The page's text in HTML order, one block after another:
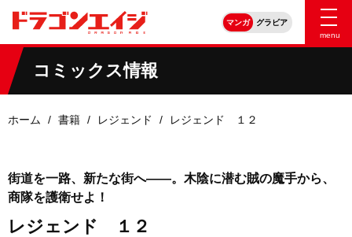
マンガ
グラビア
menu
コミックス情報
ホーム 書籍 レジェンド レジェンド １２
街道を一路、新たな街へ――。木陰に潜む賊の魔手から、
商隊を護衛せよ！
レジェンド １２